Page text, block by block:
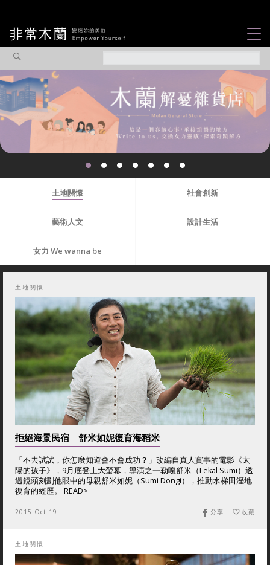
焦點企劃
社會企業
你不知道的那些女
性故事...
土地關懷 社會創新
藝術人文 設計生活
女力 We wanna be
土地關懷
拒絕海景民宿 舒米如妮復育海稻米
「不去試試，你怎麼知道會不會成功？」改編自真人實事的電影《太
陽的孩子》，9月底登上大螢幕，導演之一勒嘎舒米（Lekal Sumi）透
過鏡頭刻劃他眼中的母親舒米如妮（Sumi Dongi），推動水梯田溼地
復育的經歷。 READ>
2015 Oct 19 收藏
分享
土地關懷